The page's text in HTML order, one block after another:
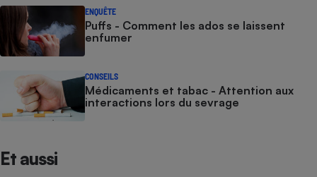
ENQUÊTE
Puffs - Comment les ados se laissent
enfumer
CONSEILS
Médicaments et tabac - Attention aux
interactions lors du sevrage
Et aussi